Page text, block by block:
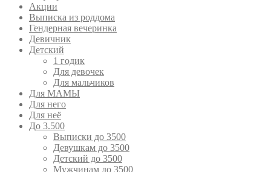
Акции
Выписка из роддома
Гендерная вечеринка
Девичник
Детский
1 годик
Для девочек
Для мальчиков
Для МАМЫ
Для него
Для неё
До 3.500
Выписки до 3500
Девушкам до 3500
Детский до 3500
Мужчинам до 3500